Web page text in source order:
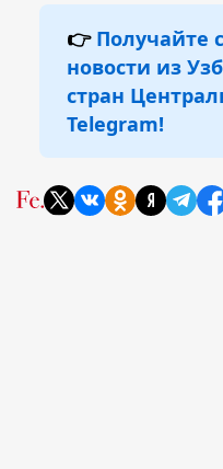
👉 Получайте
новости из
стран
Telegram!